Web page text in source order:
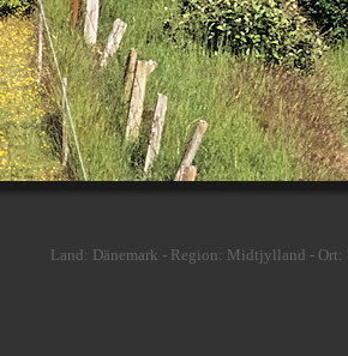
Land: Dänemark - Region: Midtjylland -